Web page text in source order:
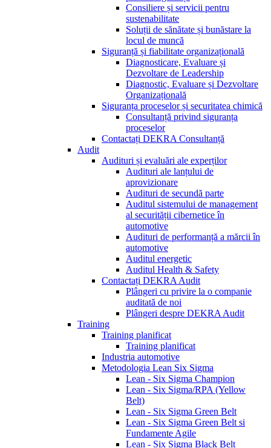
Consiliere și servicii pentru
sustenabilitate
Soluții de sănătate și bunăstare la
locul de muncă
Siguranță și fiabilitate organizațională
Diagnosticare, Evaluare și
Dezvoltare de Leadership
Diagnostic, Evaluare și Dezvoltare
Organizațională
Siguranța proceselor și securitatea chimică
Consultanță privind siguranța
proceselor
Contactați DEKRA Consultanță
Audit
Audituri și evaluări ale experților
Audituri ale lanțului de
aprovizionare
Audituri de secundă parte
Auditul sistemului de management
al securității cibernetice în
automotive
Audituri de performanță a mărcii în
automotive
Auditul energetic
Auditul Health & Safety
Contactați DEKRA Audit
Plângeri cu privire la o companie
auditată de noi
Plângeri despre DEKRA Audit
Training
Training planificat
Training planificat
Industria automotive
Metodologia Lean Six Sigma
Lean - Six Sigma Champion
Lean - Six Sigma/RPA (Yellow
Belt)
Lean - Six Sigma Green Belt
Lean - Six Sigma Green Belt si
Fundamente Agile
Lean - Six Sigma Black Belt